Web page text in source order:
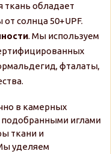
ткань обладает
солнца 50+UPF.
. Мы используем
фталаты,
в камерных
иглами
ткани и
уделяем